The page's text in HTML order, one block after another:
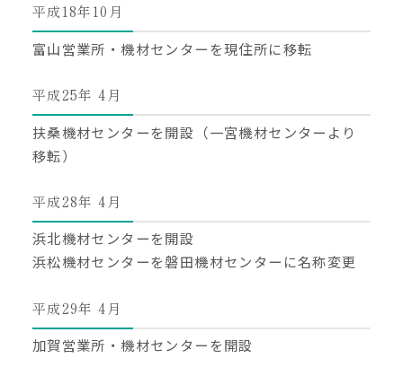
平成18年10月
富山営業所・機材センターを現住所に移転
平成25年 4月
扶桑機材センターを開設（一宮機材センターより
移転）
平成28年 4月
浜北機材センターを開設
浜松機材センターを磐田機材センターに名称変更
平成29年 4月
加賀営業所・機材センターを開設